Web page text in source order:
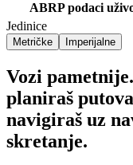
ABRP podaci
Jedinice
Metričke Imperijalne
Vozi
planiraš
navigiraš uz
skretanje.